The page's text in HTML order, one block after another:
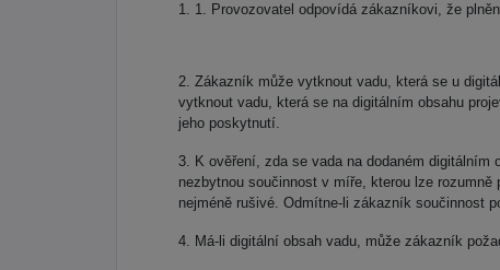
1. Provozovatel odpovídá zákazníkovi, že
Zákazník může vytknout vadu, která se u
vytknout vadu, která se na digitálním obsahu
jeho poskytnutí.
K ověření, zda se vada na dodaném
nezbytnou součinnost v míře, kterou lze
nejméně rušivé. Odmítne-li zákazník součinnost
Má-li digitální obsah vadu, může zákazník